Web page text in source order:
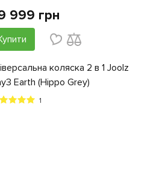
999 грн
коляска 2 в 1 Joolz
Earth (Hippo Grey)
1